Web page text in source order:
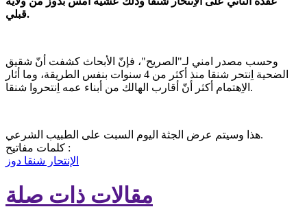
قبلي.
وحسب مصدر امني لـ"الصريح"، فإنّ الأبحاث كشفت أنّ شقيق
الضحية اِنتحر شنقا منذ أكثر من 4 سنوات بنفس الطريقة، وما أثار
الاِهتمام أكثر أنّ أقارب الهالك من أبناء عمه اِنتحروا شنقا.
هذا وسيتم عرض الجثة اليوم السبت على الطبيب الشرعي.
كلمات مفاتيح :
الإنتحار شنقا دوز
مقالات ذات صلة